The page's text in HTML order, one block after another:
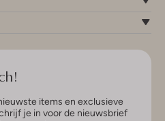
items en exclusieve
je in voor de nieuwsbrief